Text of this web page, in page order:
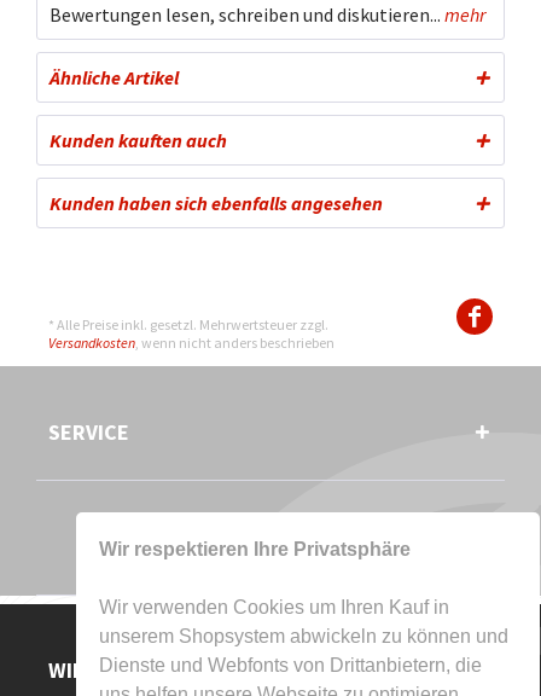
Wir respektieren Ihre Privatsphäre
Wir verwenden Cookies um Ihren Kauf in
unserem Shopsystem abwickeln zu können und
Dienste und Webfonts von Drittanbietern, die
Bewertungen lesen, schreiben und diskutieren... mehr
Ähnliche Artikel
Kunden kauften auch
Kunden haben sich ebenfalls angesehen
* Alle Preise inkl. gesetzl. Mehrwertsteuer zzgl.
Versandkosten, wenn nicht anders beschrieben
SERVICE
WIR AKZEPTIEREN